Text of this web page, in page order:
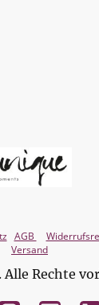
AGB
Versand
Rechte